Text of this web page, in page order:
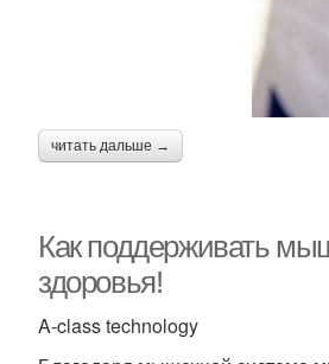
читать дальше →
Как поддерживать
здоровья!
A-class technology